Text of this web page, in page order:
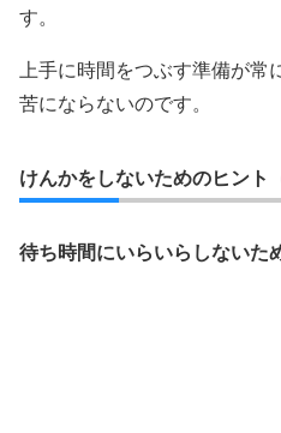
す。
上手に時間をつぶす準備が
苦にならないのです。
けんかをしないためのヒント
待ち時間にいらいらしないた